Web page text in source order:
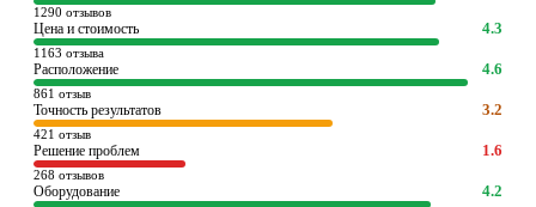
1290 отзывов
Цена и стоимость 4.3
1163 отзыва
Расположение 4.6
861 отзыв
Точность результатов 3.2
421 отзыв
Решение проблем 1.6
268 отзывов
Оборудование 4.2